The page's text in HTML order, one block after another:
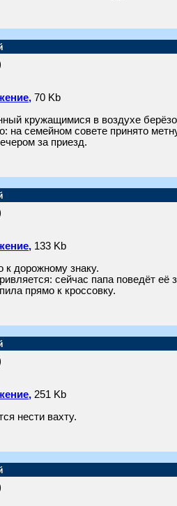
70 Kb
кружащимися в воздухе
на семейном совете принято
за приезд.
133 Kb
к дорожному знаку.
сейчас папа поведёт
прямо к кроссовку.
251 Kb
нести вахту.